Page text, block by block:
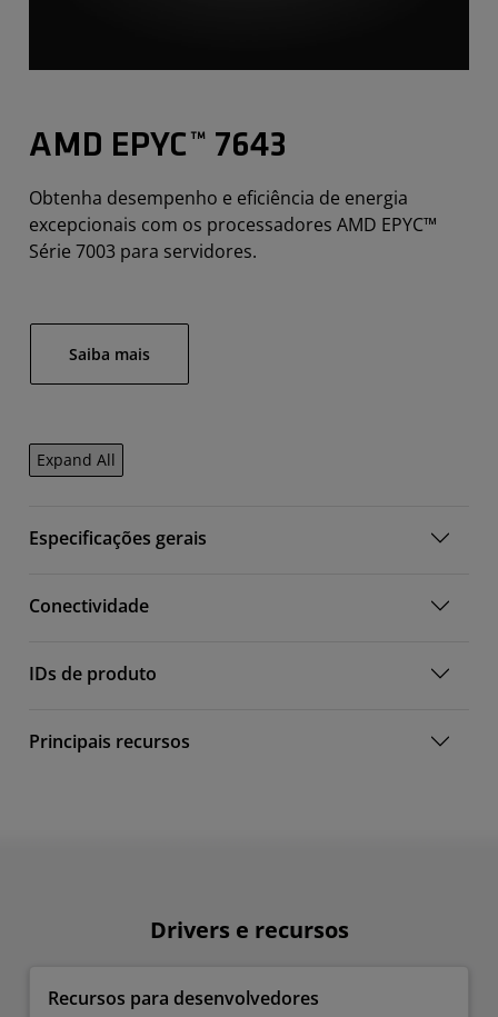
AMD EPYC™ 7643
Obtenha desempenho e eficiência de energia
excepcionais com os processadores AMD EPYC™
Série 7003 para servidores.
Saiba mais
Expand All
Especificações gerais
Conectividade
IDs de produto
Principais recursos
Drivers e recursos
Recursos para desenvolvedores